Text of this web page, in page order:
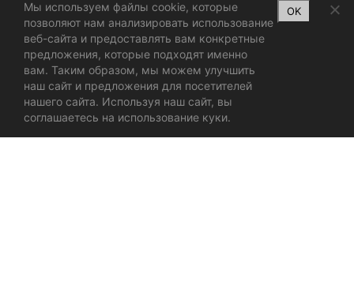
Мы используем файлы cookie, которые
позволяют нам анализировать использование
веб-сайта и предоставлять вам конкретные
предложения, которые подходят именно
вам. Таким образом, мы можем улучшить
наш сайт и предложения для посетителей
нашего сайта. Используя наш сайт, вы
соглашаетесь на использование куки.
OK